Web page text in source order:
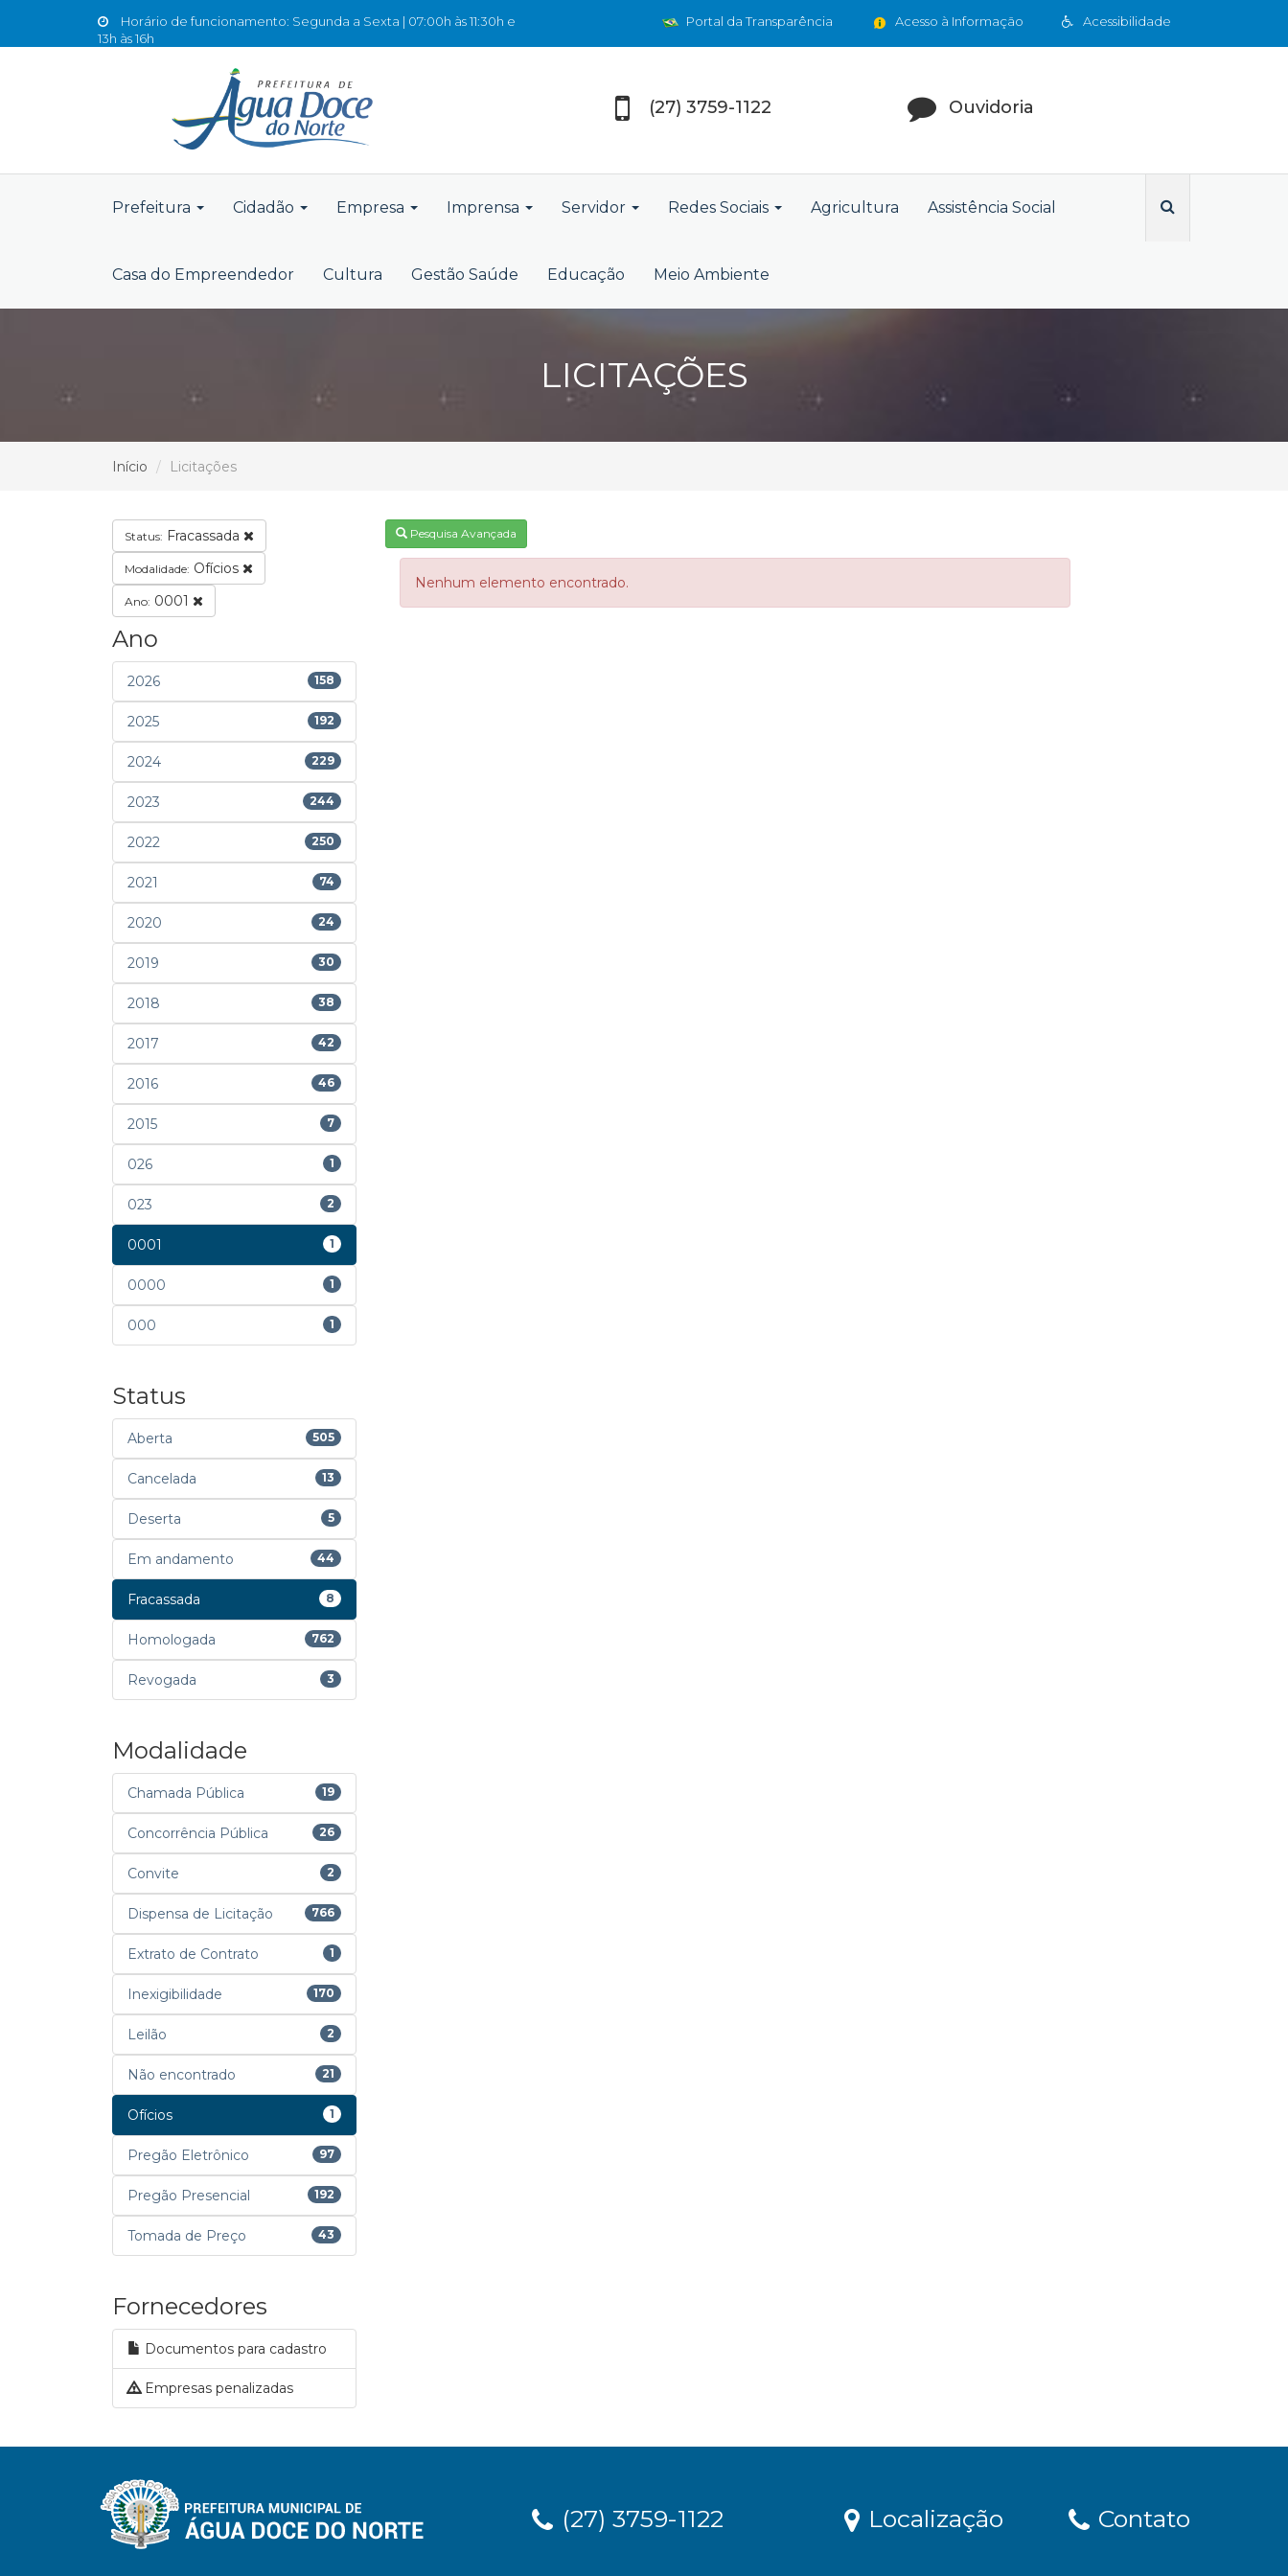
Horário de funcionamento: Segunda a Sexta | 07:00h às 11:30h e
13h às 16h
Acessibilidade
Acesso à Informação
Portal da Transparência
(27) 3759-1122 Ouvidoria
Prefeitura Cidadão Empresa Imprensa Servidor Redes Sociais Agricultura Assistência Social
Casa do Empreendedor Cultura Gestão Saúde Educação Meio Ambiente
LICITAÇÕES
Início Licitações
Status: Fracassada
Modalidade: Ofícios
Ano: 0001
Ano
2026 158
2025 192
2024 229
2023 244
2022 250
2021 74
2020 24
2019 30
2018 38
2017 42
2016 46
2015 7
026 1
023 2
0001 1
0000 1
000 1
Status
Aberta 505
Cancelada 13
Deserta 5
Em andamento 44
Fracassada 8
Homologada 762
Revogada 3
Modalidade
Chamada Pública 19
Concorrência Pública 26
Convite 2
Dispensa de Licitação 766
Extrato de Contrato 1
Inexigibilidade 170
Leilão 2
Não encontrado 21
Ofícios 1
Pregão Eletrônico 97
Pregão Presencial 192
Tomada de Preço 43
Fornecedores
Documentos para cadastro
Empresas penalizadas
Pesquisa Avançada
Nenhum elemento encontrado.
(27) 3759-1122 Localização Contato